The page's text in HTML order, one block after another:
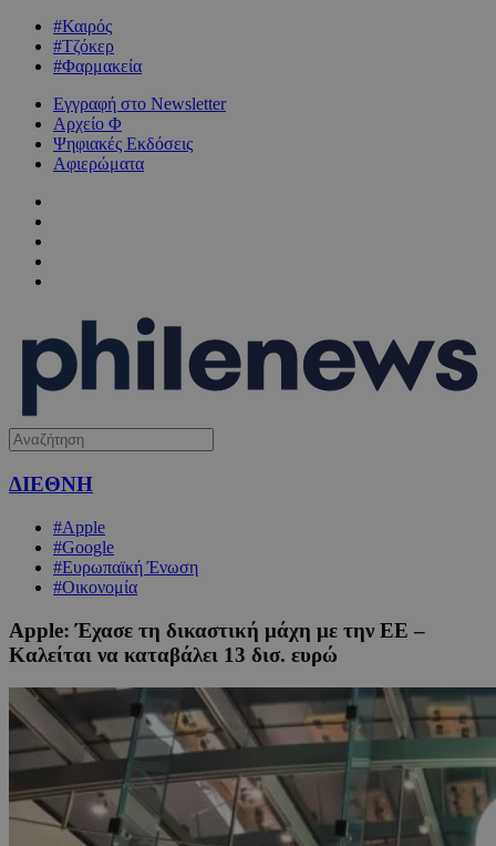
#Καιρός
#Τζόκερ
#Φαρμακεία
Εγγραφή στο Newsletter
Αρχείο Φ
Ψηφιακές Εκδόσεις
Αφιερώματα
ΔΙΕΘΝΗ
#Apple
#Google
#Ευρωπαϊκή Ένωση
#Οικονομία
Apple: Έχασε τη δικαστική μάχη με την ΕΕ –
Καλείται να καταβάλει 13 δισ. ευρώ